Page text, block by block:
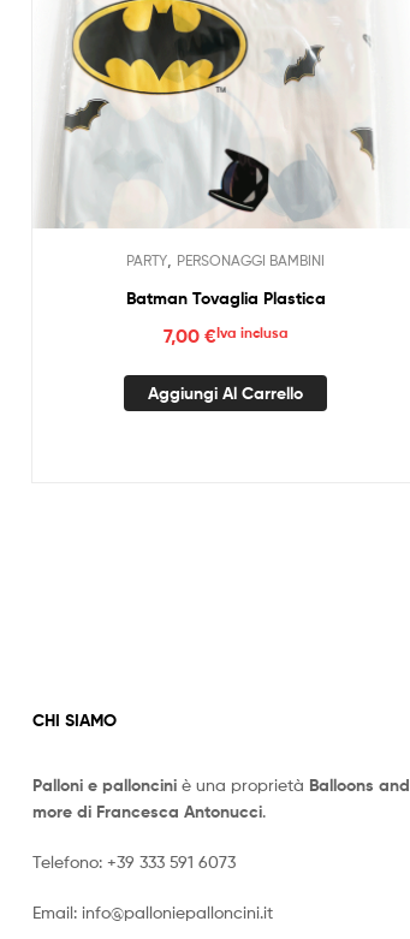
PARTY PERSONAGGI BAMBINI
Batman Tovaglia Plastica
7,00 €Iva inclusa
Aggiungi Al Carrello
CHI SIAMO
Palloni e palloncini è una proprietà Balloons and
more di Francesca Antonucci.
Telefono: +39 333 591 6073
Email: info@palloniepalloncini.it